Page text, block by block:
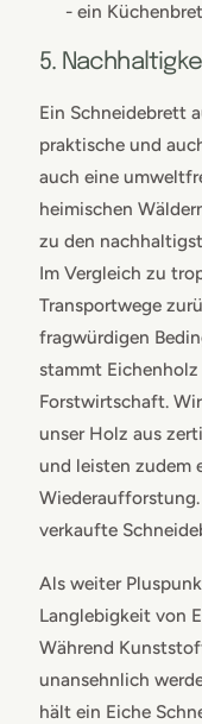
- ein
5.
Ein Schneidebrett
praktische und
auch eine
heimischen
zu den
Im Vergleich zu
Transportwege
fragwürdigen
stammt
Forstwirtschaft.
unser Holz aus
und leisten zudem
verkaufte
Als weiter
Langlebigkeit von
Während
unansehnlich
hält ein Eiche